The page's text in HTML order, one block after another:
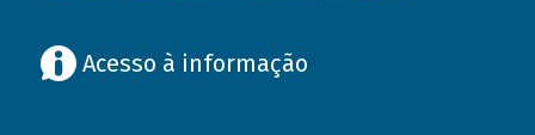
Acesso à informação